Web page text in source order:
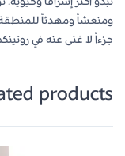
ومنعشاً ومهدئاً
جزءاً لا غنى عنه في
products